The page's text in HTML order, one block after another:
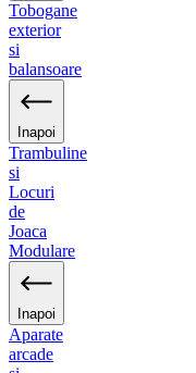
Tobogane
exterior
si
balansoare
Inapoi
Trambuline
si
Locuri
de
Joaca
Modulare
Inapoi
Aparate
arcade